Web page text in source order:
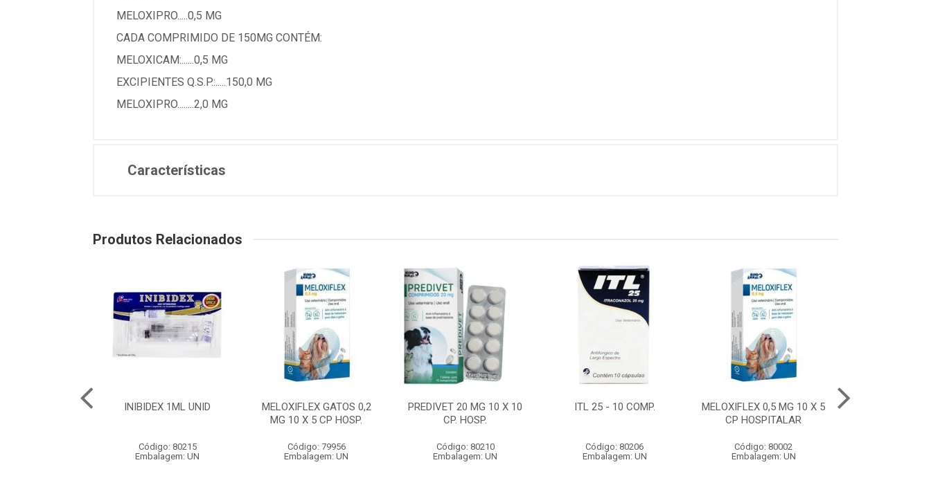
MELOXIPRO.....0,5 MG
CADA COMPRIMIDO DE 150MG CONTÉM:
MELOXICAM:......0,5 MG
EXCIPIENTES Q.S.P.:.....150,0 MG
MELOXIPRO........2,0 MG
Características
Produtos Relacionados
INIBIDEX 1ML UNID
Código: 80215
Embalagem: UN
MELOXIFLEX GATOS 0,2
MG 10 X 5 CP HOSP.
Código: 79956
Embalagem: UN
PREDIVET 20 MG 10 X 10
CP. HOSP.
Código: 80210
Embalagem: UN
ITL 25 - 10 COMP.
Código: 80206
Embalagem: UN
MELOXIFLEX 0,5 MG 10 X 5
CP HOSPITALAR
Código: 80002
Embalagem: UN